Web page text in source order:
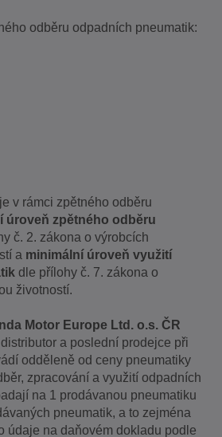
odběru odpadních pneumatik:
v rámci zpětného odběru
úroveň zpětného odběru
č. 2. zákona o výrobcích
a minimální úroveň využití
dle přílohy č. 7. zákona o
životností.
Motor Europe Ltd. o.s. ČR
a poslední prodejce při
odděleně od ceny pneumatiky
zpracování a využití odpadních
na 1 prodávanou pneumatiku
pneumatik, a to zejména
údaje na daňovém dokladu podle